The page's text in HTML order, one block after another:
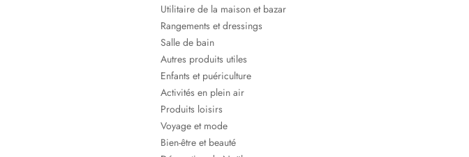
Utilitaire de la maison et bazar
Rangements et dressings
Salle de bain
Autres produits utiles
Enfants et puériculture
Activités en plein air
Produits loisirs
Voyage et mode
Bien-être et beauté